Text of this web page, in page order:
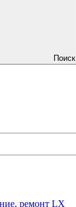
Поиск
ремонт LX